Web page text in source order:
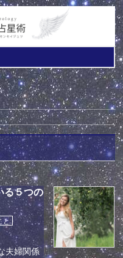
る５つの
と
夫婦関係